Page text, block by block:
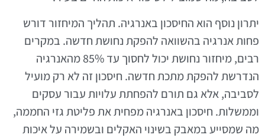
יתרון נוסף הוא החיסכון באנרגיה. תהליך המיחזור דורש
פחות אנרגיה בהשוואה להפקת נחושת חדשה. במקרים
רבים, מיחזור נחושת יכול לחסוך עד 85% מהאנרגיה
הנדרשת להפקת מתכת חדשה. חיסכון זה לא רק מועיל
לסביבה, אלא גם תורם להפחתת עלויות עבור עסקים
וממשלות. חיסכון באנרגיה מפחית את פליטת גזי החממה,
מה שמסייע במאבק בשינוי האקלים ובשמירה על איכות